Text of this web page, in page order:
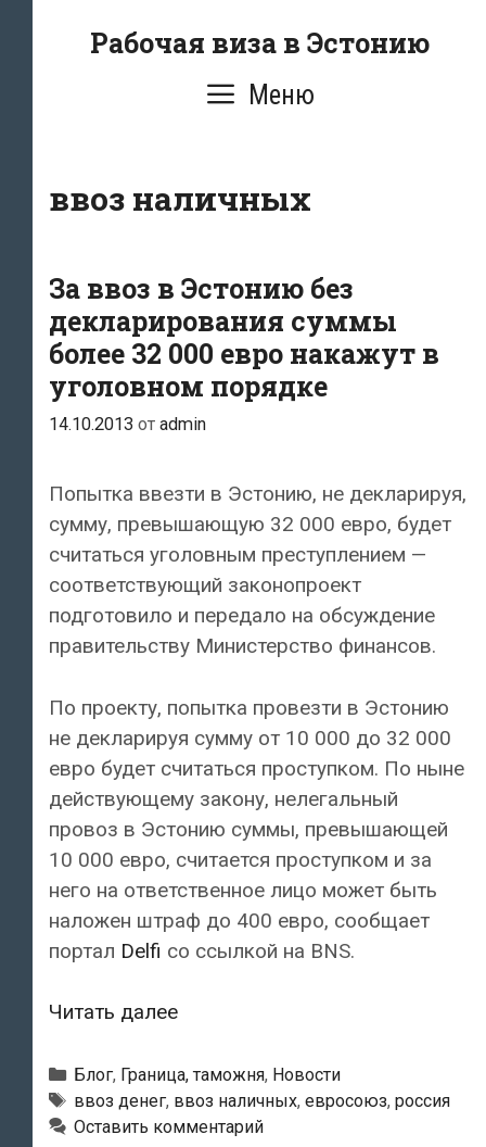
Рабочая виза в Эстонию
Меню
ввоз наличных
За ввоз в Эстонию без
декларирования суммы
более 32 000 евро накажут в
уголовном порядке
14.10.2013 от admin
Попытка ввезти в Эстонию, не декларируя,
сумму, превышающую 32 000 евро, будет
считаться уголовным преступлением —
соответствующий законопроект
подготовило и передало на обсуждение
правительству Министерство финансов.
По проекту, попытка провезти в Эстонию
не декларируя сумму от 10 000 до 32 000
евро будет считаться проступком. По ныне
действующему закону, нелегальный
провоз в Эстонию суммы, превышающей
10 000 евро, считается проступком и за
него на ответственное лицо может быть
наложен штраф до 400 евро, сообщает
портал Delfi со ссылкой на BNS.
Читать далееЗа
в
Эстонию
без
Рубрики
Блог, Граница, таможня, Новости
Метки
ввоз денег, ввоз наличных, евросоюз, россия
Оставить комментарий